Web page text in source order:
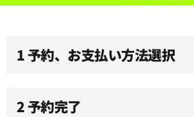
1 予約、お支払い方法選択
2 予約完了